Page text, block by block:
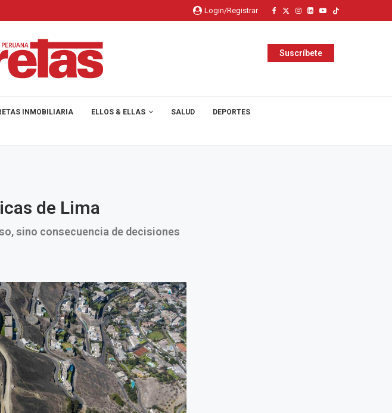
Login/Registrar
Suscríbete
INMOBILIARIA ELLOS & ELLAS SALUD DEPORTES
de Lima
sino consecuencia de decisiones